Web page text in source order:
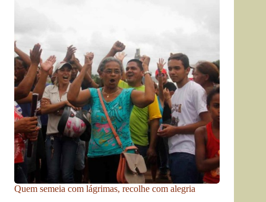
Quem semeia com lágrimas, recolhe com alegria